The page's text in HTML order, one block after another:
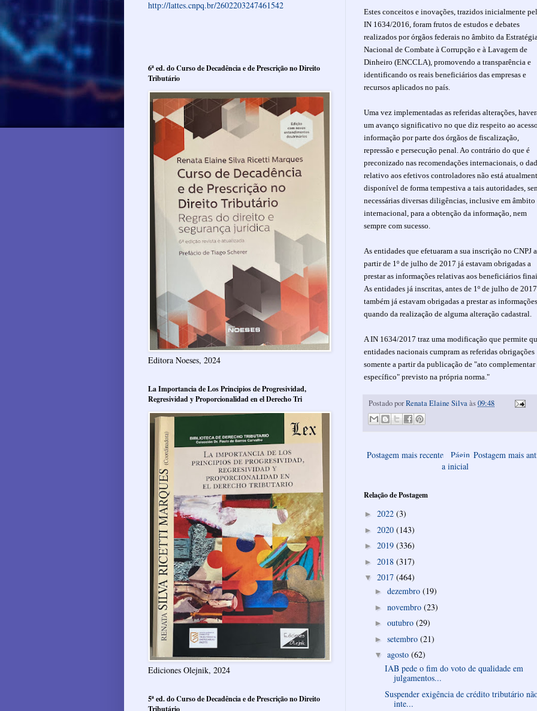
Estes conceitos e inovações, trazidos inicialmente
IN 1634/2016, foram frutos de estudos e debates
realizados por órgãos federais no âmbito da Estratégia
Nacional de Combate à Corrupção e à Lavagem de
Dinheiro (ENCCLA), promovendo a transparência e
identificando os reais beneficiários das empresas e
recursos aplicados no país.
Uma vez implementadas as referidas alterações,
um avanço significativo no que diz respeito ao
informação por parte dos órgãos de fiscalização,
repressão e persecução penal. Ao contrário do que é
preconizado nas recomendações internacionais, o
relativo aos efetivos controladores não está
disponível de forma tempestiva a tais autoridades,
necessárias diversas diligências, inclusive em âmbito
internacional, para a obtenção da informação, nem
sempre com sucesso.
As entidades que efetuaram a sua inscrição no CNPJ a
partir de 1º de julho de 2017 já estavam obrigadas a
prestar as informações relativas aos beneficiários
As entidades já inscritas, antes de 1º de julho de 2017,
também já estavam obrigadas a prestar as informações
quando da realização de alguma alteração cadastral.
A IN 1634/2017 traz uma modificação que permite
entidades nacionais cumpram as referidas obrigações
somente a partir da publicação de "ato complementar
específico" previsto na própria norma."
Postado porRenata Elaine Silvaàs09:48
Postagem mais recente Postagem mais
Págin
a inicial
Relação de Postagem
► 2022 (3)
► 2020 (143)
► 2019 (336)
► 2018 (317)
▼ 2017 (464)
► dezembro (19)
► novembro (23)
► outubro (29)
► setembro (21)
▼ agosto (62)
IAB pede o fim do voto de qualidade em
julgamentos...
Suspender exigência de crédito tributário
inte...
http://lattes.cnpq.br/2602203247461542
6ª ed. do Curso de Decadência e de Prescrição no Direito
Tributário
Editora Noeses, 2024
La Importancia de Los Principios de Progresividad,
Regresividad y Proporcionalidad en el Derecho Tri
Ediciones Olejnik, 2024
5ª ed. do Curso de Decadência e de Prescrição no Direito
Tributário